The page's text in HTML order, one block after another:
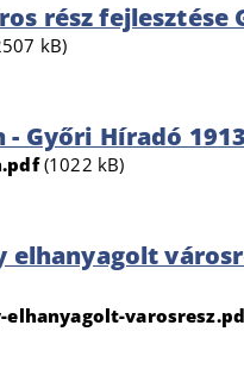
rész
kB)
Győri Híradó
(1022 kB)
elhanyagolt
elhanyagolt-